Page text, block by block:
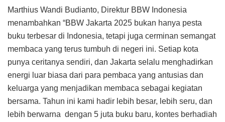
Marthius Wandi Budianto, Direktur BBW Indonesia
menambahkan “BBW Jakarta 2025 bukan hanya pesta
buku terbesar di Indonesia, tetapi juga cerminan semangat
membaca yang terus tumbuh di negeri ini. Setiap kota
punya ceritanya sendiri, dan Jakarta selalu menghadirkan
energi luar biasa dari para pembaca yang antusias dan
keluarga yang menjadikan membaca sebagai kegiatan
bersama. Tahun ini kami hadir lebih besar, lebih seru, dan
lebih berwarna dengan 5 juta buku baru, kontes berhadiah